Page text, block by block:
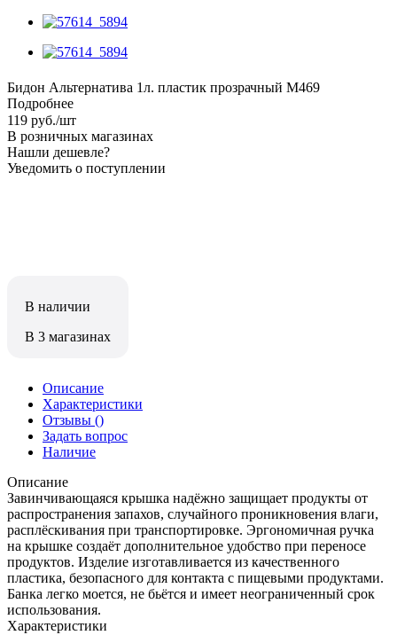
Бидон Альтернатива 1л. пластик прозрачный М469
Подробнее
119 руб./шт
В розничных магазинах
Нашли дешевле?
Уведомить о поступлении
В наличии
В 3 магазинах
Описание
Характеристики
Отзывы ()
Задать вопрос
Наличие
Описание
Завинчивающаяся крышка надёжно защищает продукты от
распространения запахов, случайного проникновения влаги,
расплёскивания при транспортировке. Эргономичная ручка
на крышке создаёт дополнительное удобство при переносе
продуктов. Изделие изготавливается из качественного
пластика, безопасного для контакта с пищевыми продуктами.
Банка легко моется, не бьётся и имеет неограниченный срок
использования.
Характеристики